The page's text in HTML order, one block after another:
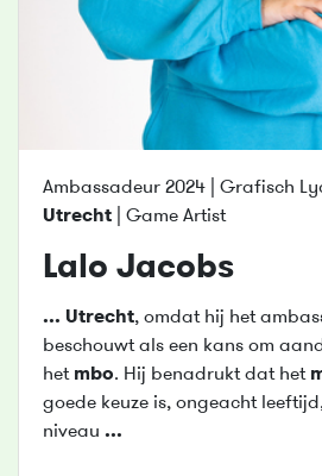
Ambassadeur 2024 | Grafisch
Utrecht | Game Artist
Lalo Jacobs
... Utrecht, omdat hij het
beschouwt als een kans om
het mbo. Hij benadrukt dat het
goede keuze is, ongeacht
niveau ...